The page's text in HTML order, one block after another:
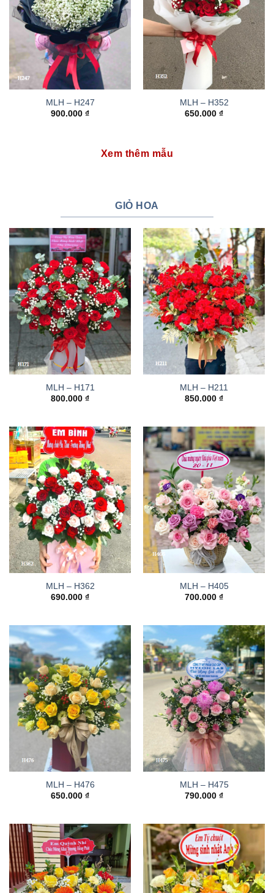
MLH – H247
900.000 ₫
MLH – H352
650.000 ₫
Xem thêm mẫu
GIỎ HOA
MLH – H171
800.000 ₫
MLH – H211
850.000 ₫
MLH – H362
690.000 ₫
MLH – H405
700.000 ₫
MLH – H476
650.000 ₫
MLH – H475
790.000 ₫